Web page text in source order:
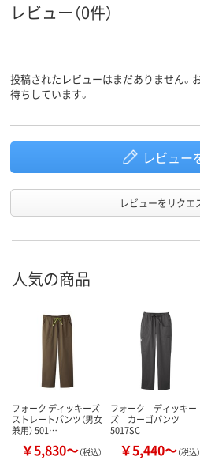
レビュー（0件）
投稿されたレビューはまだありません。
待ちしています。
レビュー
レビューをリクエ
人気の商品
フォーク ディッキーズ
ストレートパンツ（男女
兼用） 501…
￥5,830～（税込）
フォーク ディッキー
ズ カーゴパンツ
5017SC
￥5,440～（税込）